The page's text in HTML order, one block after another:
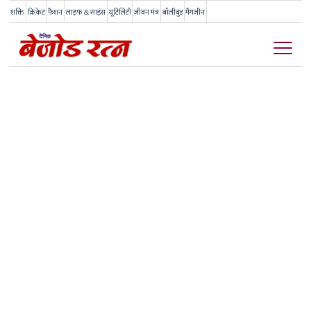
शक्ति क्रिकेट फैशन लाइफ & साइंस यूटिलिटी जीवन मंत्र बॉलीवुड मैगजीन